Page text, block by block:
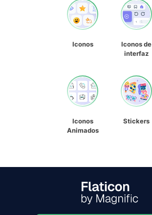
Iconos
Iconos de
interfaz
Iconos
Animados
Stickers